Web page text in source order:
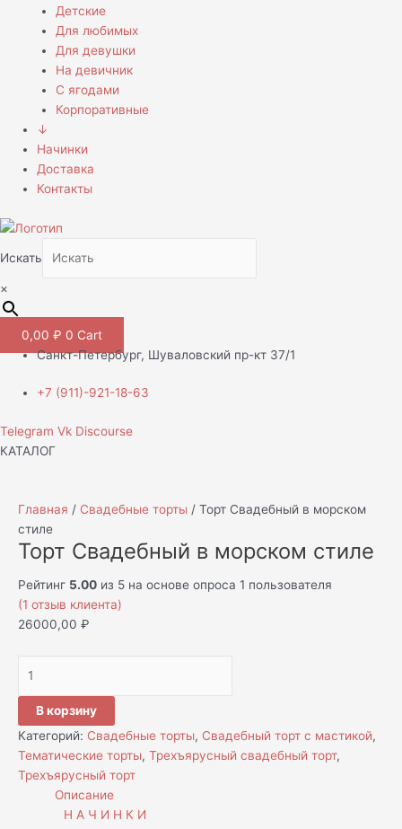
Детские
Для любимых
Для девушки
На девичник
С ягодами
Корпоративные
↓
Начинки
Доставка
Контакты
Искать
×
0,00 ₽ 0 Cart
Санкт-Петербург, Шуваловский пр-кт 37/1
+7 (911)-921-18-63
Telegram Vk Discourse
КАТАЛОГ
Главная / Свадебные торты / Торт Свадебный в морском
стиле
Торт Свадебный в морском стиле
Рейтинг 5.00 из 5 на основе опроса 1 пользователя
(1 отзыв клиента)
26000,00 ₽
В корзину
Категорий: Свадебные торты, Свадебный торт с мастикой,
Тематические торты, Трехъярусный свадебный торт,
Трехъярусный торт
Описание
Н А Ч И Н К И